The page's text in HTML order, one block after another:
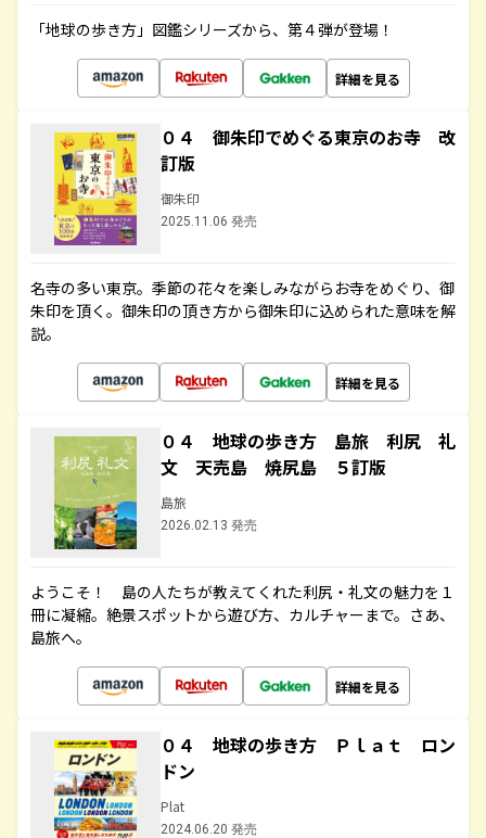
「地球の歩き方」図鑑シリーズから、第４弾が登場！
詳細を見る
０４ 御朱印でめぐる東京のお寺 改
訂版
御朱印
2025.11.06 発売
名寺の多い東京。季節の花々を楽しみながらお寺をめぐり、御
朱印を頂く。御朱印の頂き方から御朱印に込められた意味を解
説。
詳細を見る
０４ 地球の歩き方 島旅 利尻 礼
文 天売島 焼尻島 ５訂版
島旅
2026.02.13 発売
ようこそ！ 島の人たちが教えてくれた利尻・礼文の魅力を１
冊に凝縮。絶景スポットから遊び方、カルチャーまで。さあ、
島旅へ。
詳細を見る
０４ 地球の歩き方 Ｐｌａｔ ロン
ドン
Plat
2024.06.20 発売